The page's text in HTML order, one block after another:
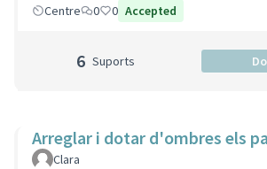
Centre
0 0 Accepted
6 Suports
Arreglar i dotar d'ombres els
Clara